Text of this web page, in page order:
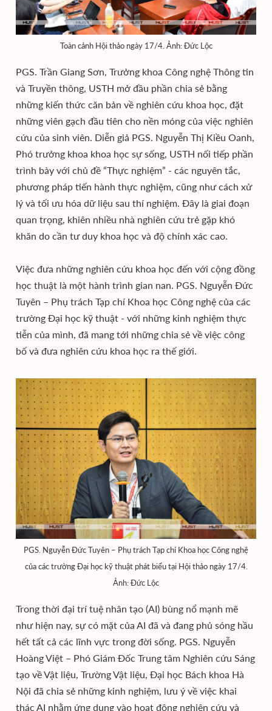
Toàn cảnh Hội thảo ngày 17/4. Ảnh: Đức Lộc
PGS. Trần Giang Sơn, Trưởng khoa Công nghệ Thông tin
và Truyền thông, USTH mở đầu phần chia sẻ bằng
những kiến thức căn bản về nghiên cứu khoa học, đặt
những viên gạch đầu tiên cho nền móng của việc nghiên
cứu của sinh viên. Diễn giả PGS. Nguyễn Thị Kiều Oanh,
Phó trưởng khoa khoa học sự sống, USTH nối tiếp phần
trình bày với chủ đề “Thực nghiệm” - các nguyên tắc,
phương pháp tiến hành thực nghiệm, cũng như cách xử
lý và tối ưu hóa dữ liệu sau thí nghiệm. Đây là giai đoạn
quan trọng, khiên nhiều nhà nghiên cứu trẻ gặp khó
khăn do cần tư duy khoa học và độ chính xác cao.
Việc đưa những nghiên cứu khoa học đến với cộng đồng
học thuật là một hành trình gian nan. PGS. Nguyễn Đức
Tuyên – Phụ trách Tạp chí Khoa học Công nghệ của các
trường Đại học kỹ thuật - với những kinh nghiệm thực
tiễn của mình, đã mang tới những chia sẻ về việc công
bố và đưa nghiên cứu khoa học ra thế giới.
PGS. Nguyễn Đức Tuyên – Phụ trách Tạp chí Khoa học Công nghệ
của các trường Đại học kỹ thuật phát biểu tại Hội thảo ngày 17/4.
Ảnh: Đức Lộc
Trong thời đại trí tuệ nhân tạo (AI) bùng nổ mạnh mẽ
như hiện nay, sự có mặt của AI đã và đang phủ sóng hầu
hết tất cả các lĩnh vực trong đời sống. PGS. Nguyễn
Hoàng Việt – Phó Giám Đốc Trung tâm Nghiên cứu Sáng
tạo về Vật liệu, Trường Vật liệu, Đại học Bách khoa Hà
Nội đã chia sẻ những kinh nghiệm, lưu ý về việc khai
thác AI nhằm ứng dụng vào hoạt động nghiên cứu và